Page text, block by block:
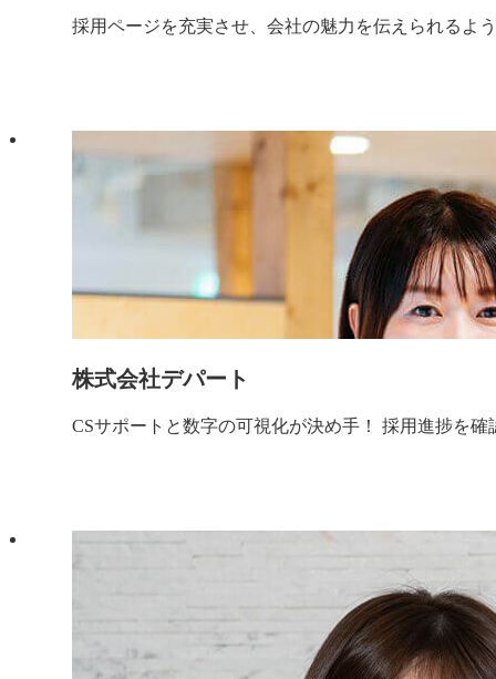
採用ページを充実させ、会社の魅力を伝えられるよ
株式会社デパート
CSサポートと数字の可視化が決め手！ 採用進捗を